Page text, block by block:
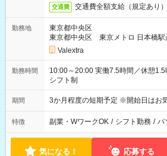
交通費 交通費全額支給（規定あり）
勤務地
東京都中央区
東京都中央区 東京メトロ 日本橋駅
Valextra
勤務時間
10:00～20:00 実働7.5時間／休憩1.5時間 営業時間に合わせた
シフト制
期間 3か月程度の短期予定 ※開始日はお
特徴 副業・WワークOK / シフト勤務 / パ
気になる！ 応募する